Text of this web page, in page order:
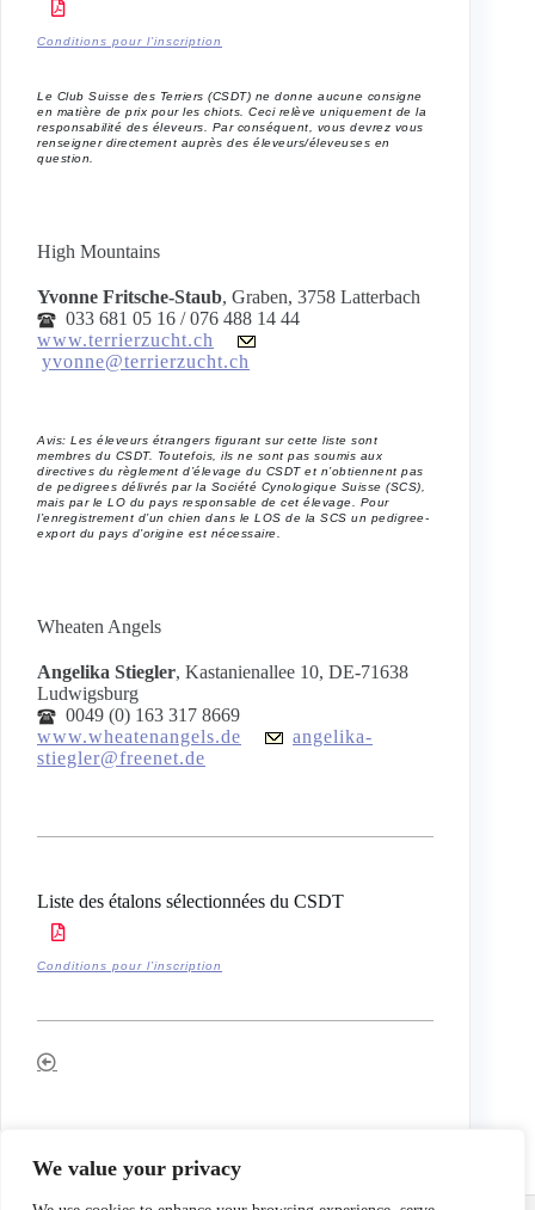
We value your privacy
Conditions pour l’inscription
Le Club Suisse des Terriers (CSDT) ne donne aucune consigne
en matière de prix pour les chiots. Ceci relève uniquement de la
responsabilité des éleveurs. Par conséquent, vous devrez vous
renseigner directement auprès des éleveurs/éleveuses en
question.
High Mountains
Yvonne Fritsche-Staub, Graben, 3758 Latterbach
033 681 05 16 / 076 488 14 44
www.terrierzucht.ch
yvonne@terrierzucht.ch
Avis: Les éleveurs étrangers figurant sur cette liste sont
membres du CSDT. Toutefois, ils ne sont pas soumis aux
directives du règlement d’élevage du CSDT et n’obtiennent pas
de pedigrees délivrés par la Société Cynologique Suisse (SCS),
mais par le LO du pays responsable de cet élevage. Pour
l’enregistrement d’un chien dans le LOS de la SCS un pedigree-
export du pays d’origine est nécessaire.
Wheaten Angels
Angelika Stiegler, Kastanienallee 10, DE-71638
Ludwigsburg
0049 (0) 163 317 8669
www.wheatenangels.de
angelika-
stiegler@freenet.de
Liste des étalons sélectionnées du CSDT
Conditions pour l’inscription
Email: info@terrierclub.ch